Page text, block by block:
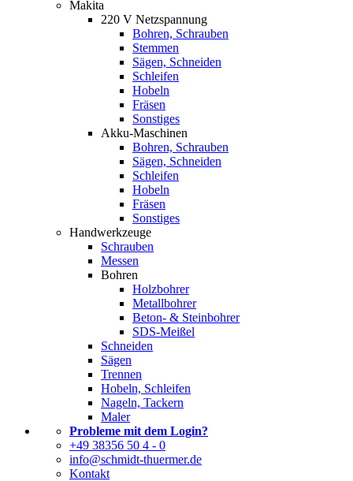
Makita
220 V Netzspannung
Bohren, Schrauben
Stemmen
Sägen, Schneiden
Schleifen
Hobeln
Fräsen
Sonstiges
Akku-Maschinen
Bohren, Schrauben
Sägen, Schneiden
Schleifen
Hobeln
Fräsen
Sonstiges
Handwerkzeuge
Schrauben
Messen
Bohren
Holzbohrer
Metallbohrer
Beton- & Steinbohrer
SDS-Meißel
Schneiden
Sägen
Trennen
Hobeln, Schleifen
Nageln, Tackern
Maler
Probleme mit dem Login?
+49 38356 50 4 - 0
info@schmidt-thuermer.de
Kontakt